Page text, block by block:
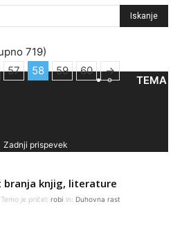
719)
57 58 59 60 →
TEMA
Zadnji prispevek
branja knjig, literature
Temo je pričel: robi in: Duhovna rast